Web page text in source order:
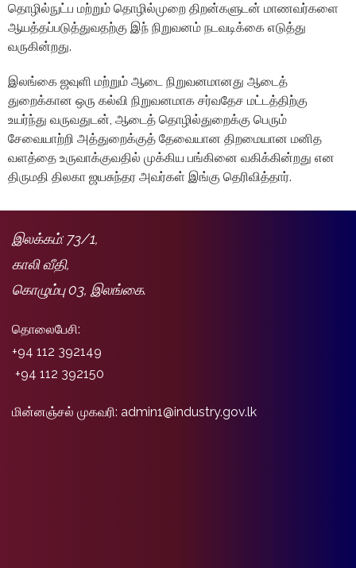
தொழில்நுட்ப மற்றும் தொழில்முறை திறன்களுடன் மாணவர்களை
ஆயத்தப்படுத்துவதற்கு இந் நிறுவனம் நடவடிக்கை எடுத்து
வருகின்றது.
இலங்கை ஜவுளி மற்றும் ஆடை நிறுவனமானது ஆடைத்
துறைக்கான ஒரு கல்வி நிறுவனமாக சர்வதேச மட்டத்திற்கு
உயர்ந்து வருவதுடன், ஆடைத் தொழில்துறைக்கு பெரும்
சேவையாற்றி அத்துறைக்குத் தேவையான திறமையான மனித
வளத்தை உருவாக்குவதில் முக்கிய பங்கினை வகிக்கின்றது என
திருமதி திலகா ஜயசுந்தர அவர்கள் இங்கு தெரிவித்தார்.
இலக்கம்: 73/1,
காலி வீதி,
கொழும்பு 03, இலங்கை.
தொலைபேசி:
+94 112 392149
+94 112 392150
மின்னஞ்சல் முகவரி: admin1@industry.gov.lk